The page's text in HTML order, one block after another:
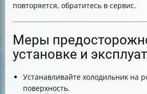
повторяется, обратитесь в сервис.
Меры
установке и
Устанавливайте холодильник на
поверхность.